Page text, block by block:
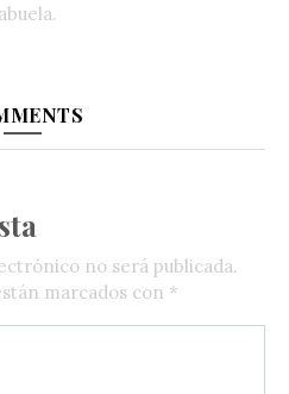
no será publicada.
marcados con *